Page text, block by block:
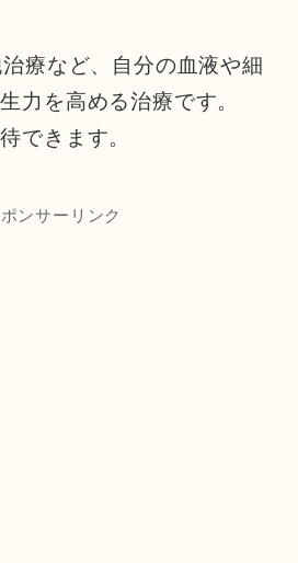
療など、自分の血液や細
力を高める治療です。
できます。
ンサーリンク